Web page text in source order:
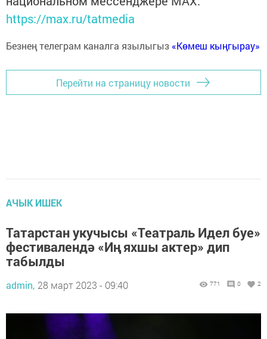
https://max.ru/tatmedia
Безнең телеграм каналга язылыгыз «Көмеш кыңгырау»
Перейти на страницу новости
АЧЫК ИШЕК
Татарстан укучысы «Театраль Идел буе»
фестивалендә «Иң яхшы актер» дип
табылды
admin, 28 март 2023 - 09:40 771 0 2